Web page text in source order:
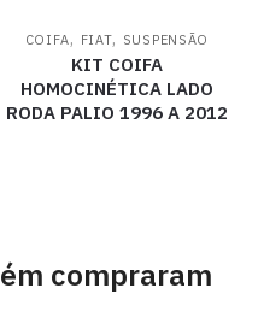
COIFA, FIAT, SUSPENSÃO
KIT COIFA
HOMOCINÉTICA LADO
RODA PALIO 1996 A 2012
compraram